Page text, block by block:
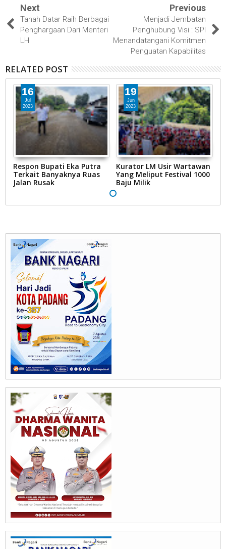
Next
Tanah Datar Raih Berbagai
Penghargaan Dari Menteri
LH
Previous
Menjadi Jembatan
Penghubung Visi : SPI
Menandatangani Komitmen
Penguatan Kapabilitas
RELATED POST
16
Jul
2023
Respon Bupati Eka Putra
Terkait Banyaknya Ruas
Jalan Rusak
19
Jun
2023
Kurator LM Usir Wartawan
Yang Meliput Festival 1000
Baju Milik